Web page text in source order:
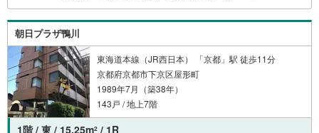
朝日プラザ鴨川
東海道本線（JR西日本） 「京都」駅 徒歩11分
京都府京都市下京区屋形町
1989年7月（築38年）
143戸 / 地上7階
1階 / 東 / 15.25m2 / 1R